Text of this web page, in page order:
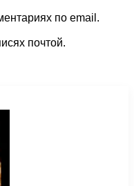
по email.
почтой.